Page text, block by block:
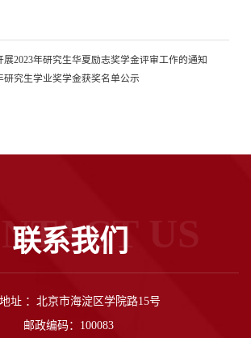
展2023年研究生华夏励志奖学金评审工作的通知
研究生学业奖学金获奖名单公示
联系我们 US
址 ：北京市海淀区学院路15号
邮政编码：100083